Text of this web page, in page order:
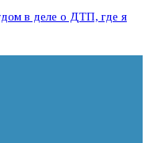
в деле о ДТП, где я